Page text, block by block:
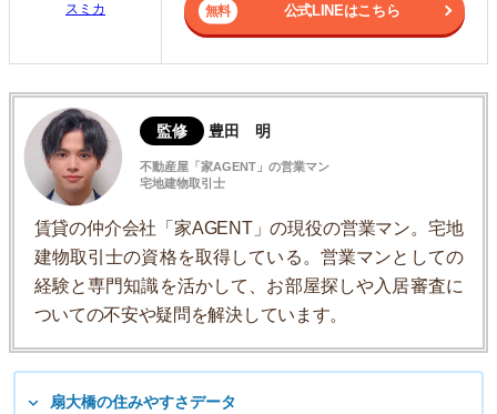
スミカ 公式LINEはこちら
監修 豊田 明
不動産屋「家AGENT」の営業マン
宅地建物取引士
賃貸の仲介会社「家AGENT」の現役の営業マン。宅地
建物取引士の資格を取得している。営業マンとしての
経験と専門知識を活かして、お部屋探しや入居審査に
ついての不安や疑問を解決しています。
扇大橋の住みやすさデータ